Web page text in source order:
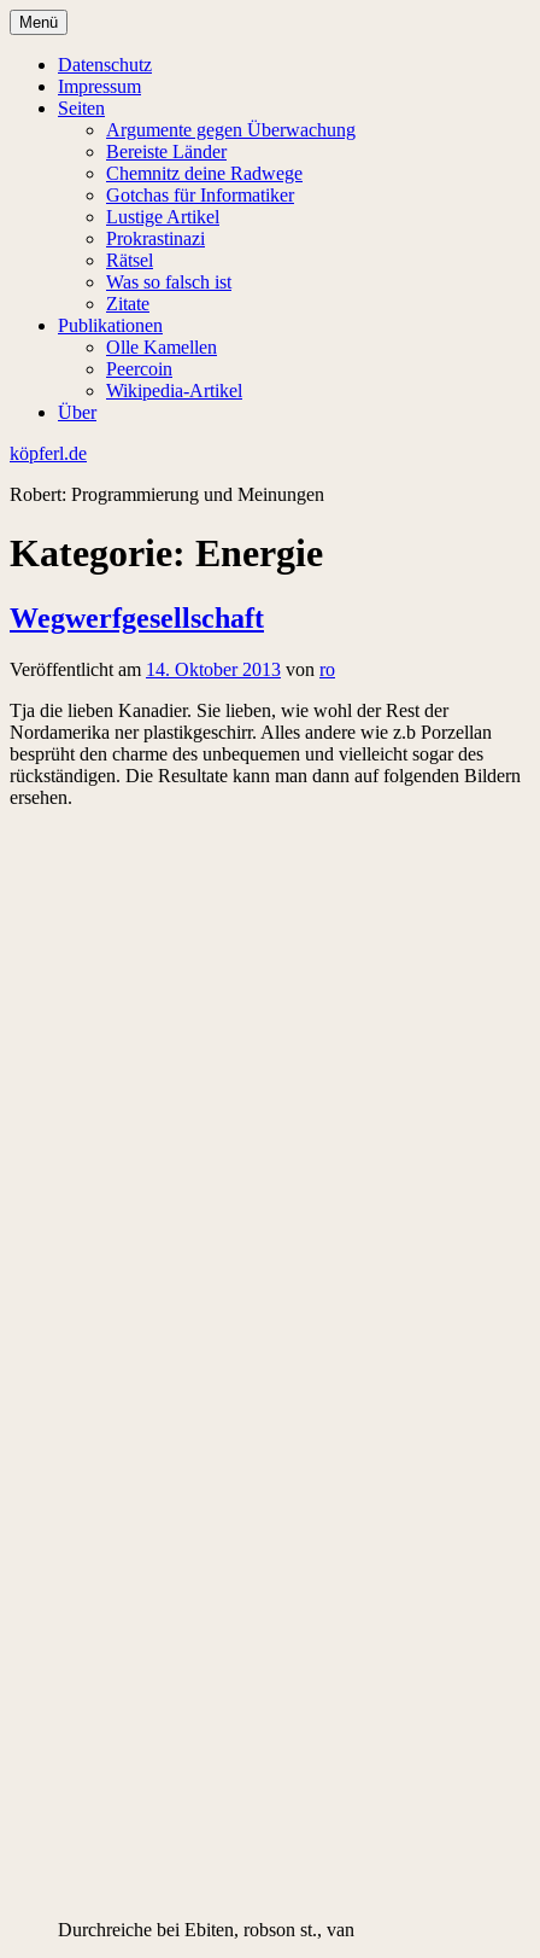
Zum
Inhalt
springen
Menü
Datenschutz
Impressum
Seiten
Argumente gegen Überwachung
Bereiste Länder
Chemnitz deine Radwege
Gotchas für Informatiker
Lustige Artikel
Prokrastinazi
Rätsel
Was so falsch ist
Zitate
Publikationen
Olle Kamellen
Peercoin
Wikipedia-Artikel
Über
köpferl.de
Robert: Programmierung und Meinungen
Kategorie: Energie
Wegwerfgesellschaft
Veröffentlicht am 14. Oktober 2013 von ro
Tja die lieben Kanadier. Sie lieben, wie wohl der Rest der
Nordamerika ner plastikgeschirr. Alles andere wie z.b Porzellan
besprüht den charme des unbequemen und vielleicht sogar des
rückständigen. Die Resultate kann man dann auf folgenden Bildern
ersehen.
Durchreiche bei Ebiten, robson st., van